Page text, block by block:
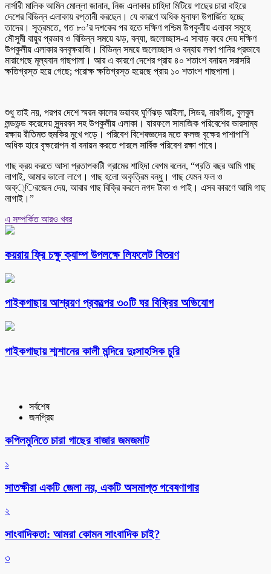
নার্সারী মালিক আমিন মোল্লা জানান, নিজ এলাকার চাহিদা মিটিয়ে গাছের চারা বাইরে
দেশের বিভিন্ন এলাকায় রপ্তানী করছেন। যে কারণে অধিক মুনাফা উপার্জিত হচ্ছে
তাদের। সূত্রমতে, গত ৮০’র দশকের পর হতে দক্ষিণ পশ্চিম উপকুলীয় এলাকা সমুহে
মৌসুমী বায়ুর প্রভাব ও বিভিন্ন সময়ে ঝড়, বন্যা, জলোচ্ছাস-এ সাবাড় করে দেয় দক্ষিণ
উপকুলীয় এলাকার বনবৃক্ষরাজি। বিভিন্ন সময়ে জলোচ্ছাস ও বন্যায় লবণ পানির প্রভাবে
মারাগেছে মূল্যবান গাছপালা। আর এ কারণে দেশের প্রায় ৪০ শতাংশ বনায়ন সরাসরি
ক্ষতিগ্রস্ত হয়ে গেছে; পরোক্ষ ক্ষতিগ্রস্ত হয়েছে প্রায় ১০ শতাংশ গাছপালা।
শুধু তাই নয়, পরপর দেশে স্মরন কালের ভয়াবহ ঘুর্ণিঝড় আইলা, সিডর, নারগীজ, বুলবুল
লন্ডভন্ড করেদেয় সুন্দরবন সহ উপকুলীয় এলাকা। যারফলে সামাজিক পরিবেশের ভারসাম্য
রক্ষায় রীতিমত হুমকির মুখে পড়ে। পরিবেশ বিশেষজ্ঞদের মতে ফলজ বৃক্ষের পাশাপাশি
অধিক হারে বৃক্ষরোপন বা বনায়ন করতে পারলে সার্বিক পরিবেশ রক্ষা পাবে।
গাছ ক্রয় করতে আসা প্রতাপকাটী গ্রামের শাহিদা বেগম বলেন, “প্রতি বছর আমি গাছ
লাগাই, আমার ভালো লাগে। গাছ হলো অকৃত্রিম বন্ধু। গাছ যেমন ফল ও
অক্্িরজেন দেয়, আবার গাছ বিক্রি করলে নগদ টাকা ও পাই। এসব কারণে আমি গাছ
লাগাই।”
এ সম্পর্কিত আরও খবর
কয়রায় ফ্রি চক্ষু ক্যাম্প উপলক্ষে লিফলেট বিতরণ
পাইকগাছায় আশ্রয়ণ প্রকল্পের ৩০টি ঘর বিক্রির অভিযোগ
পাইকগাছায় শ্মশানের কালী মন্দিরে দুঃসাহসিক চুরি
সর্বশেষ
জনপ্রিয়
কপিলমুনিতে চারা গাছের বাজার জমজমাট
১
সাতক্ষীরা একটি জেলা নয়, একটি অসমাপ্ত গবেষণাগার
২
সাংবাদিকতা: আমরা কোমন সাংবাদিক চাই?
৩